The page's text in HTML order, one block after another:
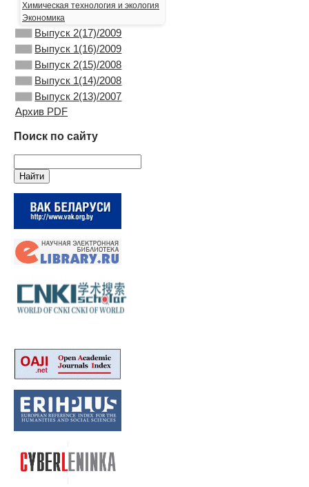
Химическая технология и экология
Экономика
Выпуск 2(17)/2009
Выпуск 1(16)/2009
Выпуск 2(15)/2008
Выпуск 1(14)/2008
Выпуск 2(13)/2007
Архив PDF
Поиск по сайту